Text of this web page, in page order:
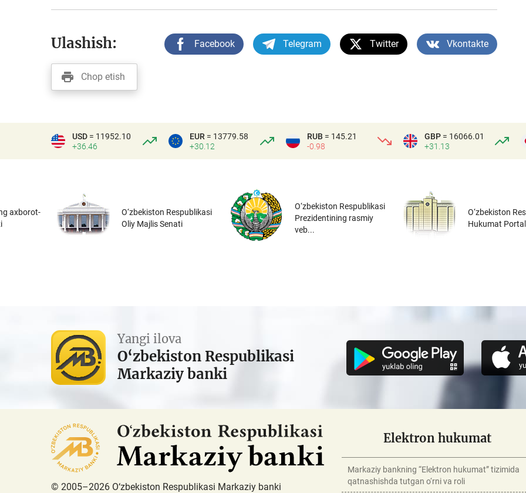
Ulashish: Facebook Telegram Twitter Vkontakte
Chop etish
USD = 11952.10
+36.46
EUR = 13779.58
+30.12
RUB = 145.21
-0.98
GBP = 16066.01
+31.13
axborot-
O‘zbekiston Respublikasi
Oliy Majlis Senati
O‘zbekiston Respublikasi
Prezidentining rasmiy
veb...
O‘zbekiston
Hukumat
Yangi ilova
O‘zbekiston Respublikasi
Markaziy banki
© 2005–2026 O‘zbekiston Respublikasi Markaziy banki
Elektron hukumat
Markaziy bankning “Elektron hukumat” tizimida
qatnashishda tutgan o‘rni va roli